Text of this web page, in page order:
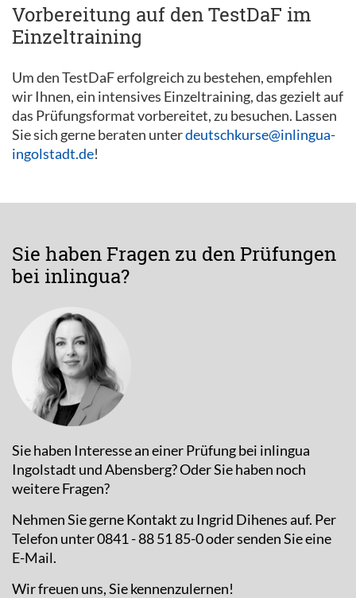
Vorbereitung auf den TestDaF im
Einzeltraining
Um den TestDaF erfolgreich zu bestehen, empfehlen
wir Ihnen, ein intensives Einzeltraining, das gezielt auf
das Prüfungsformat vorbereitet, zu besuchen. Lassen
Sie sich gerne beraten unterdeutschkurse@inlingua-
ingolstadt.de!
Sie haben Fragen zu den Prüfungen
bei inlingua?
Sie haben Interesse an einer Prüfung bei inlingua
Ingolstadt und Abensberg? Oder Sie haben noch
weitere Fragen?
Nehmen Sie gerne Kontakt zu Ingrid Dihenes auf. Per
Telefon unter 0841 - 88 51 85-0 oder senden Sie eine
E-Mail.
Wir freuen uns, Sie kennenzulernen!